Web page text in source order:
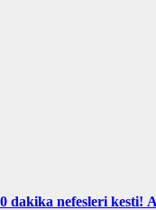
dakika nefesleri kesti!